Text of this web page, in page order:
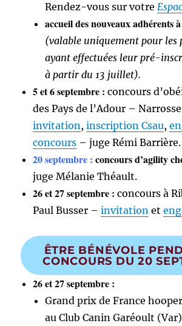
Rendez-vous sur votre
accueil des nouveaux adhérents
(valable uniquement pour les
ayant effectuées leur pré-
à partir du 13 juillet).
5 et 6 septembre : concours
des Pays de l’Adour –
invitation,inscription Csau,
concours – juge Rémi Barrière.
20 septembre : concours d’agility
juge Mélanie Théault.
26 et 27 septembre : concours à
Paul Busser –invitation et
ÊTRE BÉNÉVOLE
CONCOURS DU 20
26 et 27 septembre :
Grand prix de France
au Club Canin Garéoult